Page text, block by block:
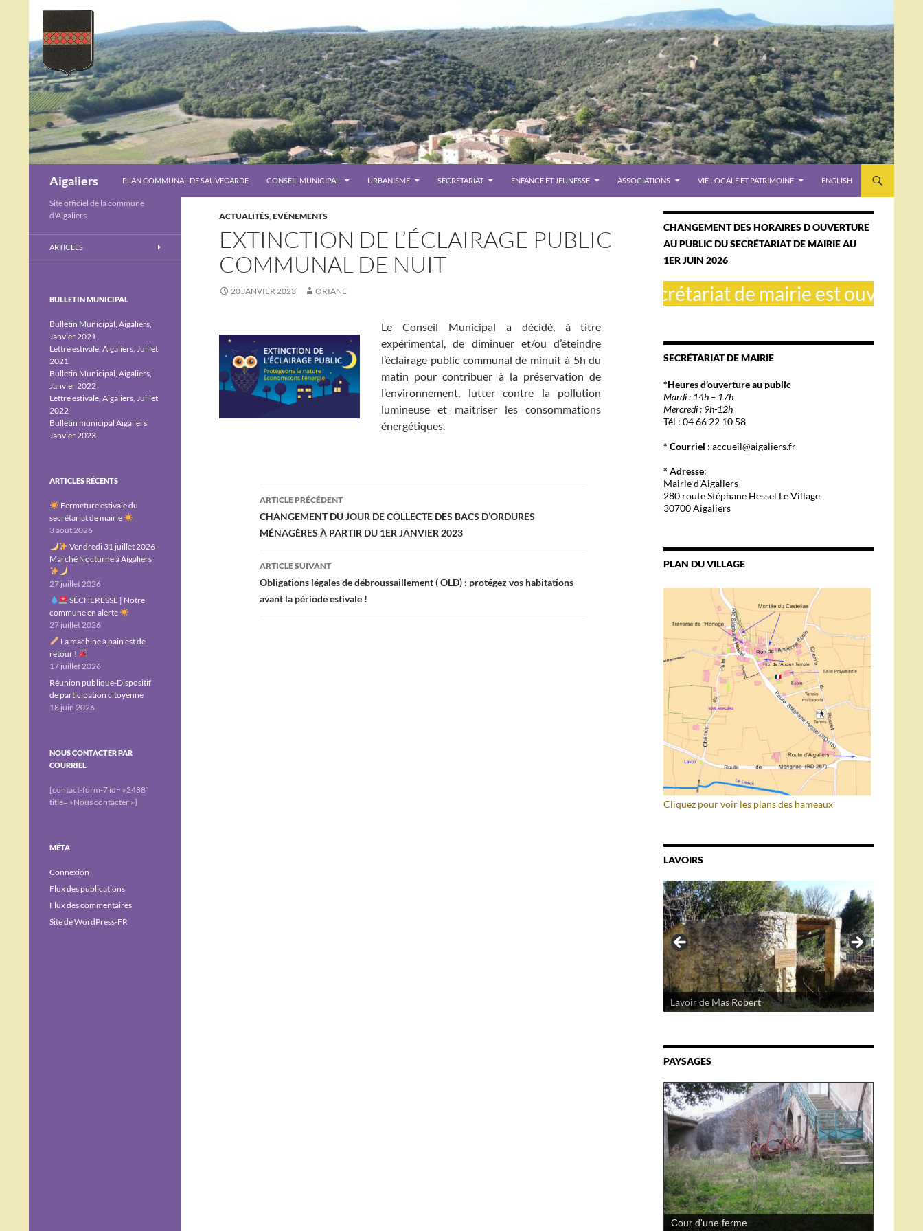
Aigaliers
PLAN COMMUNAL DE SAUVEGARDE
CONSEIL MUNICIPAL URBANISME SECRÉTARIAT ENFANCE ET JEUNESSE ASSOCIATIONS VIE LOCALE ET PATRIMOINE ENGLISH
ACTUALITÉS,EVÉNEMENTS
EXTINCTION DE L’ÉCLAIRAGE PUBLIC
COMMUNAL DE NUIT
20 JANVIER 2023 ORIANE
Le Conseil Municipal a décidé, à titre
expérimental, de diminuer et/ou d’éteindre
l’éclairage public communal de minuit à 5h du
matin pour contribuer à la préservation de
l’environnement, lutter contre la pollution
lumineuse et maitriser les consommations
énergétiques.
Navigation
des
articles
ARTICLE PRÉCÉDENT
CHANGEMENT DU JOUR DE COLLECTE DES BACS D’ORDURES
MÉNAGÈRES À PARTIR DU 1ER JANVIER 2023
ARTICLE SUIVANT
Obligations légales de débroussaillement ( OLD) : protégez vos habitations
avant la période estivale !
CHANGEMENT DES HORAIRES D OUVERTURE
AU PUBLIC DU SECRÉTARIAT DE MAIRIE AU
1ER JUIN 2026
Le secrétariat de mairie est ouvert le
SECRÉTARIAT DE MAIRIE
*Heures d'ouverture au public
Mardi : 14h – 17h
Mercredi : 9h-12h
Tél : 04 66 22 10 58
* Courriel : accueil@aigaliers.fr
* Adresse:
Mairie d'Aigaliers
280 route Stéphane Hessel Le Village
30700 Aigaliers
PLAN DU VILLAGE
Cliquez pour voir les plans des hameaux
LAVOIRS
Lavoir de Mas Robert
PAYSAGES
Cour d'une ferme
Site officiel de la commune
d'Aigaliers
ARTICLES
BULLETIN MUNICIPAL
Bulletin Municipal, Aigaliers,
Janvier 2021
Lettre estivale, Aigaliers, Juillet
2021
Bulletin Municipal, Aigaliers,
Janvier 2022
Lettre estivale, Aigaliers, Juillet
2022
Bulletin municipal Aigaliers,
Janvier 2023
ARTICLES RÉCENTS
Fermeture estivale du
secrétariat de mairie
3 août 2026
Vendredi 31 juillet 2026 -
Marché Nocturne à Aigaliers
27 juillet 2026
SÉCHERESSE | Notre
commune en alerte
27 juillet 2026
La machine à pain est de
retour !
17 juillet 2026
Réunion publique-Dispositif
de participation citoyenne
18 juin 2026
NOUS CONTACTER PAR
COURRIEL
[contact-form-7 id= »2488″
title= »Nous contacter »]
MÉTA
Connexion
Flux des publications
Flux des commentaires
Site de WordPress-FR